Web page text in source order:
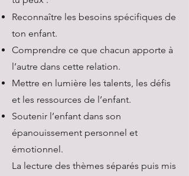
Reconnaître les besoins spécifiques de
ton enfant.
Comprendre ce que chacun apporte à
l’autre dans cette relation.
Mettre en lumière les talents, les défis
et les ressources de l’enfant.
Soutenir l’enfant dans son
épanouissement personnel et
émotionnel.
La lecture des thèmes séparés puis mis